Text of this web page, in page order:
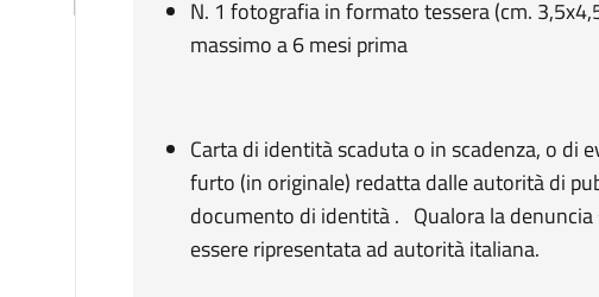
N. 1 fotografia in formato tessera (cm.
massimo a 6 mesi prima
Carta di identità scaduta o in scadenza, o di
furto (in originale) redatta dalle autorità di
documento di identità . Qualora la
essere ripresentata ad autorità italiana.